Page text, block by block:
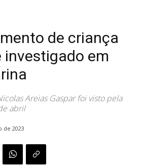
de criança
investigado em
Areias Gaspar foi visto pela
abril
de 2023